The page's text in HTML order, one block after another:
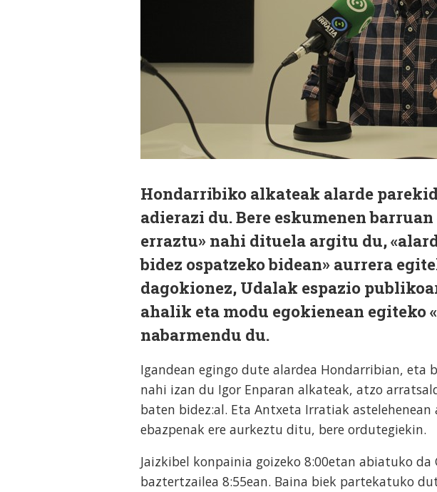
Hondarribiko alkateak alarde
adierazi du. Bere eskumenen
erraztu» nahi dituela argitu du,
bidez ospatzeko bidean» aurrera
dagokionez, Udalak espazio
ahalik eta modu egokienean egiteko
nabarmendu du.
Igandean egingo dute alardea Hondarribian, eta
nahi izan du Igor Enparan alkateak, atzo
baten bidez:al. Eta Antxeta Irratiak
ebazpenak ere aurkeztu ditu, bere ordutegiekin.
Jaizkibel konpainia goizeko 8:00etan abiatuko
baztertzailea 8:55ean. Baina biek partekatuko